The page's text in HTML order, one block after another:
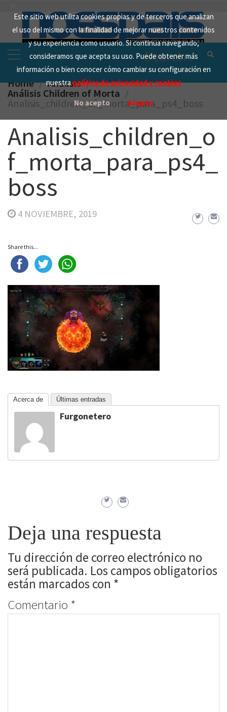
Este sitio web utiliza cookies propias y de terceros que analizan
el uso del mismo con la finalidad de mejorar nuestros contenidos
y su experiencia como usuario. Si continua navegando,
consideramos que acepta su uso. Puede obtener más
información o bien conocer cómo cambiar su configuración en
nuestrapolítica de privacidad y cookies
No acepto Acepto
content
Search
for:
Home Analisis
Análisis Children of Morta
Analisis_children_of_morta_para_ps4_boss
Analisis_children_o
f_morta_para_ps4_
boss
4 NOVIEMBRE, 2019
Share this...
Acerca de Últimas entradas
Furgonetero
Deja una respuesta
Tu dirección de correo electrónico no
será publicada. Los campos obligatorios
están marcados con *
Comentario *